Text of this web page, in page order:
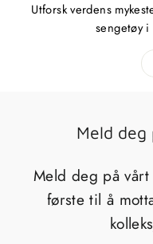
Utforsk verdens
sengetøy i
Meld
Meld deg på
første til å